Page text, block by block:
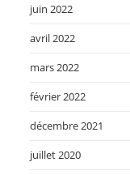
juin 2022
avril 2022
mars 2022
février 2022
décembre 2021
juillet 2020